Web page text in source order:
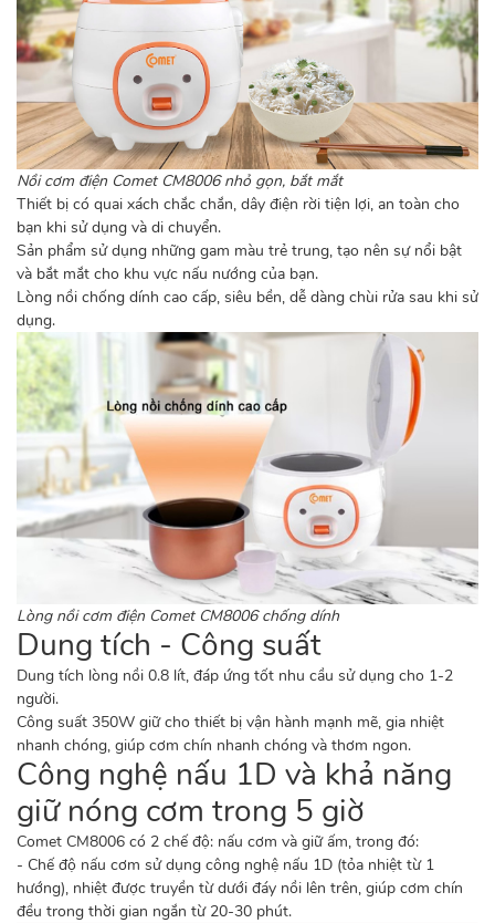
Nồi cơm điện Comet CM8006 nhỏ gọn, bắt mắt
Thiết bị có quai xách chắc chắn, dây điện rời tiện lợi, an toàn cho
bạn khi sử dụng và di chuyển.
Sản phẩm sử dụng những gam màu trẻ trung, tạo nên sự nổi bật
và bắt mắt cho khu vực nấu nướng của bạn.
Lòng nồi chống dính cao cấp, siêu bền, dễ dàng chùi rửa sau khi sử
dụng.
Lòng nồi cơm điện Comet CM8006 chống dính
Dung tích - Công suất
Dung tích lòng nồi 0.8 lít, đáp ứng tốt nhu cầu sử dụng cho 1-2
người.
Công suất 350W giữ cho thiết bị vận hành mạnh mẽ, gia nhiệt
nhanh chóng, giúp cơm chín nhanh chóng và thơm ngon.
Công nghệ nấu 1D và khả năng
giữ nóng cơm trong 5 giờ
Comet CM8006 có 2 chế độ: nấu cơm và giữ ấm, trong đó:
- Chế độ nấu cơm sử dụng công nghệ nấu 1D (tỏa nhiệt từ 1
hướng), nhiệt được truyền từ dưới đáy nồi lên trên, giúp cơm chín
đều trong thời gian ngắn từ 20-30 phút.